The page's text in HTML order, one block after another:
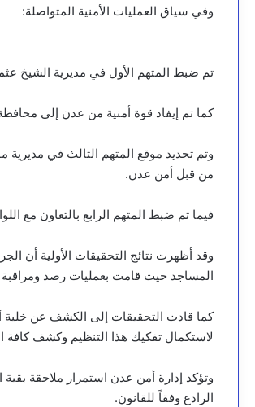
وفي سياق العمليات الأمنية المتواصلة:
تم ضبط المتهم الأول في مديرية الشيخ
كما تم إيفاد قوة أمنية من عدن إلى
وتم تحديد موقع المتهم الثالث في
من قبل أمن عدن.
فيما تم ضبط المتهم الرابع بالتعاون مع
وقد أظهرت نتائج التحقيقات الأولية أن
المساجد حيث قامت بعمليات رصد
كما قادت التحقيقات إلى الكشف عن خلية
لاستكمال تفكيك هذا التنظيم وكشف كافة
وتؤكد إدارة أمن عدن استمرار ملاحقة بقية
الرادع وفقاً للقانون.